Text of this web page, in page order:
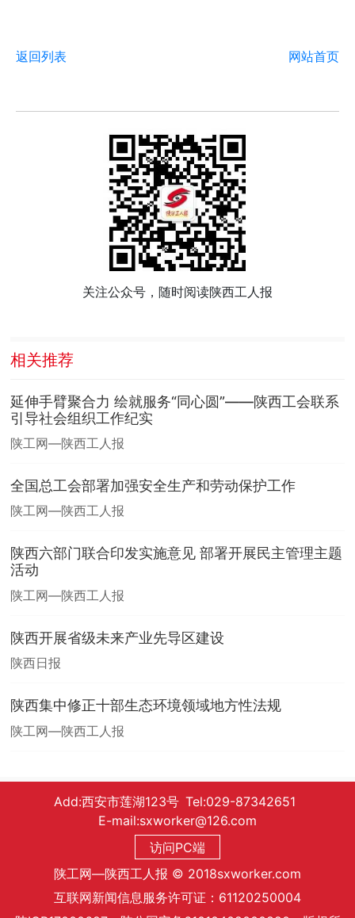
返回列表 网站首页
关注公众号，随时阅读陕西工人报
相关推荐
延伸手臂聚合力 绘就服务“同心圆”——陕西工会联系
引导社会组织工作纪实
陕工网—陕西工人报
全国总工会部署加强安全生产和劳动保护工作
陕工网—陕西工人报
陕西六部门联合印发实施意见 部署开展民主管理主题
活动
陕工网—陕西工人报
陕西开展省级未来产业先导区建设
陕西日报
陕西集中修正十部生态环境领域地方性法规
陕工网—陕西工人报
Add:西安市莲湖123号 Tel:029-87342651
E-mail:sxworker@126.com
访问PC端
陕工网—陕西工人报 © 2018sxworker.com
互联网新闻信息服务许可证：61120250004